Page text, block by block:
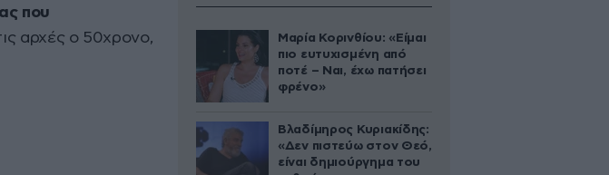
που
αρχές ο 50χρονο,
Μαρία Κορινθίου: «Είμαι
πιο ευτυχισμένη από
ποτέ – Ναι, έχω πατήσει
φρένο»
Βλαδίμηρος Κυριακίδης:
«Δεν πιστεύω στον Θεό,
είναι δημιούργημα του